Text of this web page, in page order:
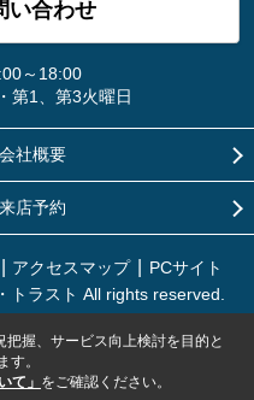
い合わせ
～18:00
第1、第3火曜日
会社概要
来店予約
アクセスマップ
PCサイト
トラスト All rights reserved.
握、サービス向上検討を目的と
す。
て」 をご確認ください。